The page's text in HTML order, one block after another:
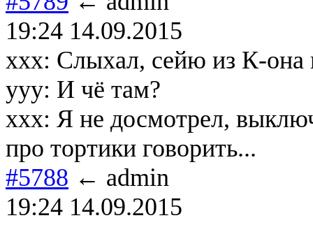
19:24 14.09.2015
xxx: Слыхал, сейю из К-она
yyy: И чё там?
xxx: Я не досмотрел,
про тортики говорить...
#5788 ← admin
19:24 14.09.2015